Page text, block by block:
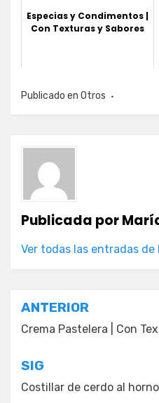
Especias y Condimentos |
Con Texturas y Sabores
Publicado en Otros
Publicada por
Ver todas las entradas de
Navegación
de
entradas
ANTERIOR
Crema Pastelera | Con
SIG
Costillar de cerdo al horno